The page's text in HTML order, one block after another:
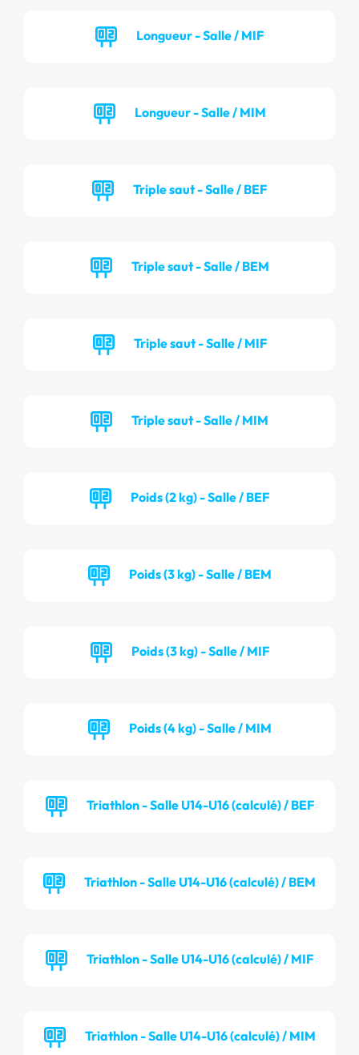
Longueur - Salle / MIF
Longueur - Salle / MIM
Triple saut - Salle / BEF
Triple saut - Salle / BEM
Triple saut - Salle / MIF
Triple saut - Salle / MIM
Poids (2 kg) - Salle / BEF
Poids (3 kg) - Salle / BEM
Poids (3 kg) - Salle / MIF
Poids (4 kg) - Salle / MIM
Triathlon - Salle U14-U16 (calculé) / BEF
Triathlon - Salle U14-U16 (calculé) / BEM
Triathlon - Salle U14-U16 (calculé) / MIF
Triathlon - Salle U14-U16 (calculé) / MIM